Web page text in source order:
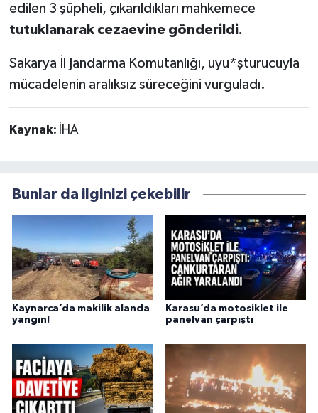
edilen 3 şüpheli, çıkarıldıkları mahkemece
tutuklanarak cezaevine gönderildi.
Sakarya İl Jandarma Komutanlığı, uyu*şturucuyla
mücadelenin aralıksız süreceğini vurguladı.
Kaynak: İHA
Bunlar da ilginizi çekebilir
Kaynarca’da makilik alanda
yangın!
Karasu’da motosiklet ile
panelvan çarpıştı